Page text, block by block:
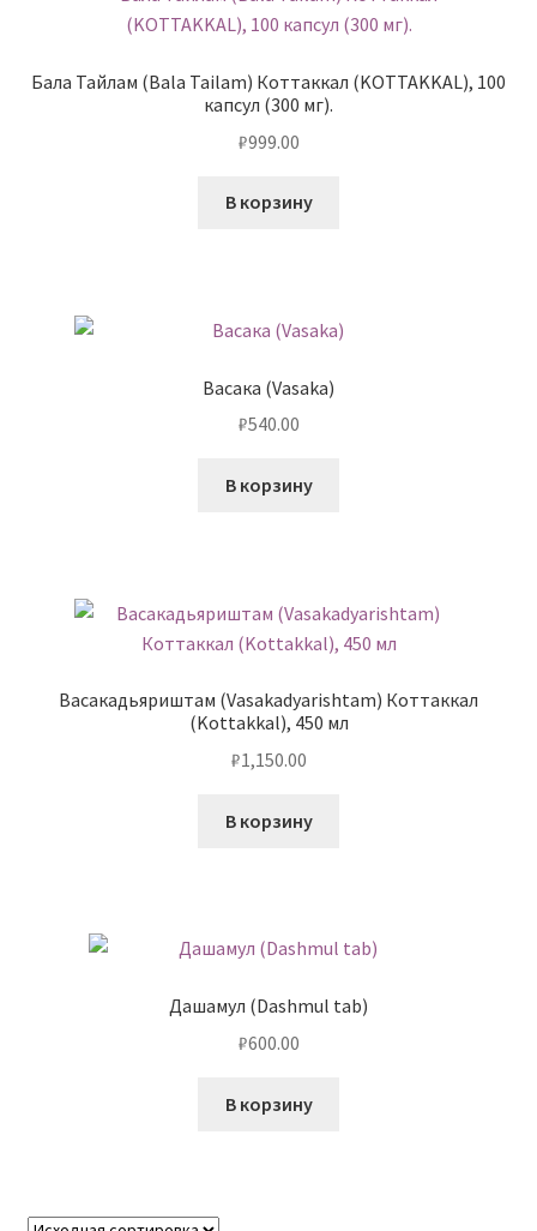
Бала Тайлам (Bala Tailam) Коттаккал (KOTTAKKAL), 100
капсул (300 мг).
₽999.00
В корзину
Васака (Vasaka)
₽540.00
В корзину
Васакадьяриштам (Vasakadyarishtam) Коттаккал
(Kottakkal), 450 мл
₽1,150.00
В корзину
Дашамул (Dashmul tab)
₽600.00
В корзину